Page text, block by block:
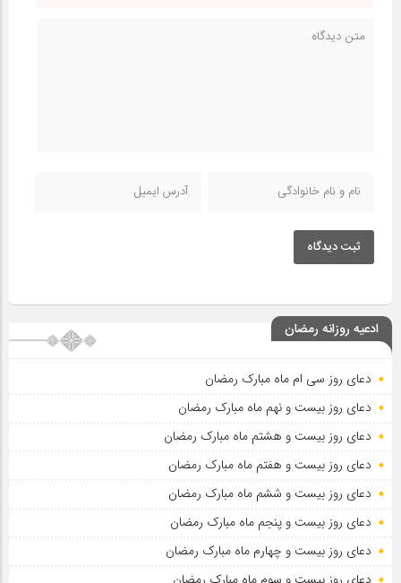
ثبت دیدگاه
ادعیه روزانه رمضان
دعای روز سی ام ماه مبارک رمضان
دعای روز بیست و نهم ماه مبارک رمضان
دعای روز بیست و هشتم ماه مبارک رمضان
دعای روز بیست و هفتم ماه مبارک رمضان
دعای روز بیست و ششم ماه مبارک رمضان
دعای روز بیست و پنجم ماه مبارک رمضان
دعای روز بیست و چهارم ماه مبارک رمضان